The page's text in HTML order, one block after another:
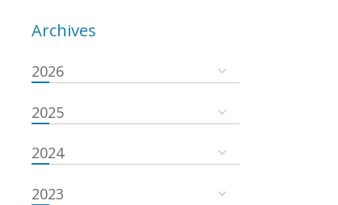
Archives
2026
2025
2024
2023